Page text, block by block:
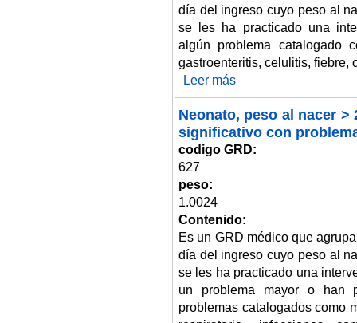
día del ingreso cuyo peso al
se les ha practicado una
algún problema catalogado
gastroenteritis, celulitis, fiebre,
Leer más
Neonato, peso al nacer
significativo con
codigo GRD:
627
peso:
1.0024
Contenido:
Es un GRD médico que
día del ingreso cuyo peso al
se les ha practicado una
un problema mayor o han
problemas catalogados como